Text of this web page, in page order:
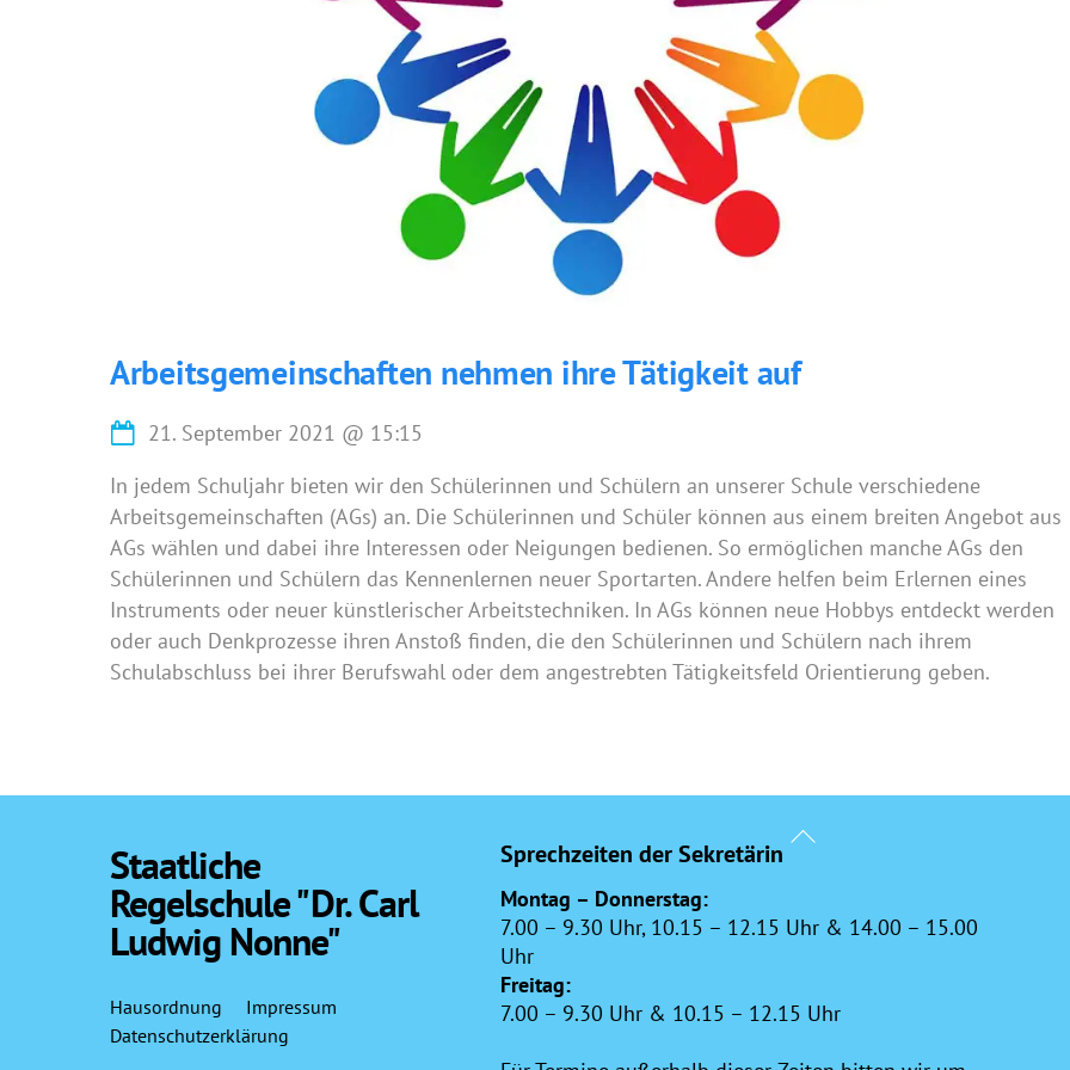
Arbeitsgemeinschaften nehmen ihre Tätigkeit auf
21. September 2021 @ 15:15
In jedem Schuljahr bieten wir den Schülerinnen und Schülern an unserer Schule verschiedene
Arbeitsgemeinschaften (AGs) an. Die Schülerinnen und Schüler können aus einem breiten Angebot aus
AGs wählen und dabei ihre Interessen oder Neigungen bedienen. So ermöglichen manche AGs den
Schülerinnen und Schülern das Kennenlernen neuer Sportarten. Andere helfen beim Erlernen eines
Instruments oder neuer künstlerischer Arbeitstechniken. In AGs können neue Hobbys entdeckt werden
oder auch Denkprozesse ihren Anstoß finden, die den Schülerinnen und Schülern nach ihrem
Schulabschluss bei ihrer Berufswahl oder dem angestrebten Tätigkeitsfeld Orientierung geben.
Back
Staatliche
Regelschule "Dr. Carl
Ludwig Nonne"
Hausordnung
Impressum
Datenschutzerklärung
Sprechzeiten der Sekretärin
Montag – Donnerstag:
7.00 – 9.30 Uhr, 10.15 – 12.15 Uhr & 14.00 – 15.00
Uhr
Freitag:
7.00 – 9.30 Uhr & 10.15 – 12.15 Uhr